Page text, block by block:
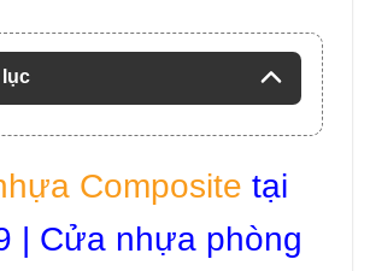
lục
Composite tại
| Cửa nhựa phòng